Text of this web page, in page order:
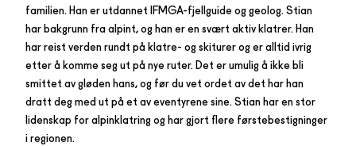
familien. Han er utdannet IFMGA-fjellguide og geolog. Stian
har bakgrunn fra alpint, og han er en svært aktiv klatrer. Han
har reist verden rundt på klatre- og skiturer og er alltid ivrig
etter å komme seg ut på nye ruter. Det er umulig å ikke bli
smittet av gløden hans, og før du vet ordet av det har han
dratt deg med ut på et av eventyrene sine. Stian har en stor
lidenskap for alpinklatring og har gjort flere førstebestigninger
i regionen.